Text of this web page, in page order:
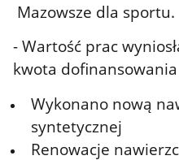
Mazowsze dla sportu.
- Wartość prac
kwota dofinansowania
Wykonano nową
syntetycznej
Renowacje